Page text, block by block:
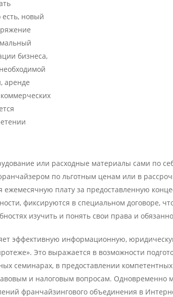
есть, новый
бизнеса,
аренде
или расходные материалы сами по
по льготным ценам или в
плату за предоставленную
фиксируются в специальном договоре,
изучить и понять свои права и
эффективную информационную,
Это выражается в возможности
семинарах, в предоставлении компетентных
и налоговым вопросам. Одновременно
франчайзингового объединения в